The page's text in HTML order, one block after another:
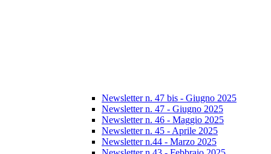
Newsletter n. 47 bis - Giugno 2025
Newsletter n. 47 - Giugno 2025
Newsletter n. 46 - Maggio 2025
Newsletter n. 45 - Aprile 2025
Newsletter n.44 - Marzo 2025